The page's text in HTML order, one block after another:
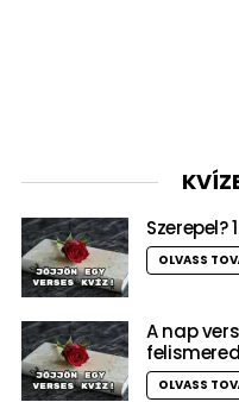
Szerepel?
OLVASS
A nap
OLVASS